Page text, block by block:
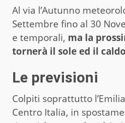
Al via l’Autunno
Settembre fino al 30
e temporali, ma la
tornerà il sole ed il
Le previsioni
Colpiti soprattutto
Centro Italia, in